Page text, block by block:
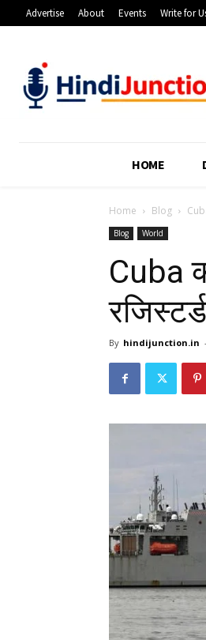
Advertise About Events Write for
HOME
Home Blog
Blog World
Cuba
By hindijunction.in -